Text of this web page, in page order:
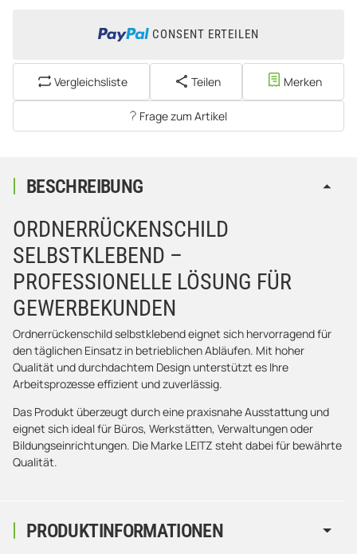
CONSENT ERTEILEN
Vergleichsliste Teilen Merken
Frage zum Artikel
PRODUKTINFORMATIONEN
BESCHREIBUNG
ORDNERRÜCKENSCHILD
SELBSTKLEBEND –
PROFESSIONELLE LÖSUNG FÜR
GEWERBEKUNDEN
Ordnerrückenschild selbstklebend eignet sich hervorragend für
den täglichen Einsatz in betrieblichen Abläufen. Mit hoher
Qualität und durchdachtem Design unterstützt es Ihre
Arbeitsprozesse effizient und zuverlässig.
Das Produkt überzeugt durch eine praxisnahe Ausstattung und
eignet sich ideal für Büros, Werkstätten, Verwaltungen oder
Bildungseinrichtungen. Die Marke LEITZ steht dabei für bewährte
Qualität.